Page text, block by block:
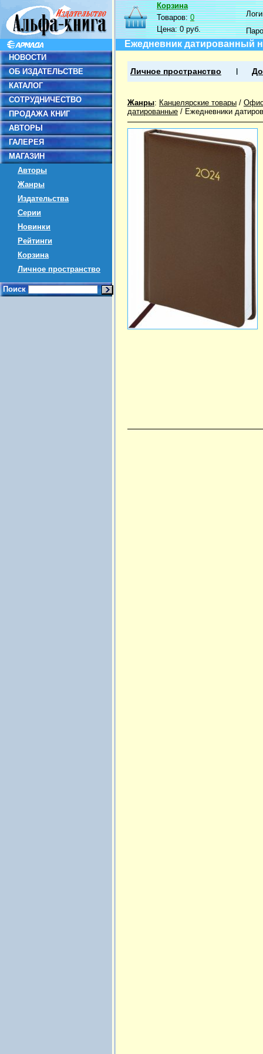
НОВОСТИ
ОБ ИЗДАТЕЛЬСТВЕ
КАТАЛОГ
СОТРУДНИЧЕСТВО
ПРОДАЖА КНИГ
АВТОРЫ
ГАЛЕРЕЯ
МАГАЗИН
Авторы
Жанры
Издательства
Серии
Новинки
Рейтинги
Корзина
Личное пространство
Поиск
Корзина
Товаров:0
Цена:0 руб.
Ежедневник датированный
Личное пространство
Жанры: Канцелярские товары /
датированные / Ежедневники